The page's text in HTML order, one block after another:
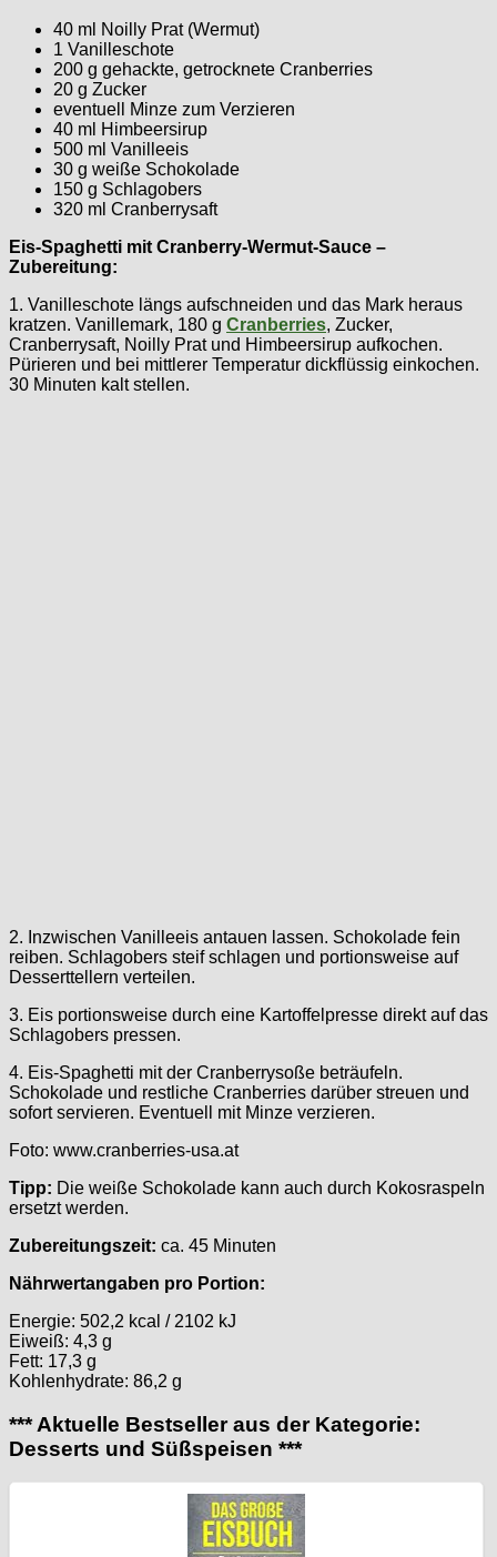
40 ml Noilly Prat (Wermut)
1 Vanilleschote
200 g gehackte, getrocknete Cranberries
20 g Zucker
eventuell Minze zum Verzieren
40 ml Himbeersirup
500 ml Vanilleeis
30 g weiße Schokolade
150 g Schlagobers
320 ml Cranberrysaft
Eis-Spaghetti mit Cranberry-Wermut-Sauce –
Zubereitung:
1. Vanilleschote längs aufschneiden und das Mark heraus
kratzen. Vanillemark, 180 g Cranberries, Zucker,
Cranberrysaft, Noilly Prat und Himbeersirup aufkochen.
Pürieren und bei mittlerer Temperatur dickflüssig einkochen.
30 Minuten kalt stellen.
2. Inzwischen Vanilleeis antauen lassen. Schokolade fein
reiben. Schlagobers steif schlagen und portionsweise auf
Desserttellern verteilen.
3. Eis portionsweise durch eine Kartoffelpresse direkt auf das
Schlagobers pressen.
4. Eis-Spaghetti mit der Cranberrysoße beträufeln.
Schokolade und restliche Cranberries darüber streuen und
sofort servieren. Eventuell mit Minze verzieren.
Foto: www.cranberries-usa.at
Tipp: Die weiße Schokolade kann auch durch Kokosraspeln
ersetzt werden.
Zubereitungszeit: ca. 45 Minuten
Nährwertangaben pro Portion:
Energie: 502,2 kcal / 2102 kJ
Eiweiß: 4,3 g
Fett: 17,3 g
Kohlenhydrate: 86,2 g
*** Aktuelle Bestseller aus der Kategorie:
Desserts und Süßspeisen ***